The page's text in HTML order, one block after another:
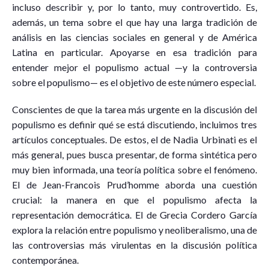
incluso describir y, por lo tanto, muy controvertido. Es,
además, un tema sobre el que hay una larga tradición de
análisis en las ciencias sociales en general y de América
Latina en particular. Apoyarse en esa tradición para
entender mejor el populismo actual —y la controversia
sobre el populismo— es el objetivo de este número especial.
Conscientes de que la tarea más urgente en la discusión del
populismo es definir qué se está discutiendo, incluimos tres
artículos conceptuales. De estos, el de Nadia Urbinati es el
más general, pues busca presentar, de forma sintética pero
muy bien informada, una teoría política sobre el fenómeno.
El de Jean-Francois Prud’homme aborda una cuestión
crucial: la manera en que el populismo afecta la
representación democrática. El de Grecia Cordero García
explora la relación entre populismo y neoliberalismo, una de
las controversias más virulentas en la discusión política
contemporánea.